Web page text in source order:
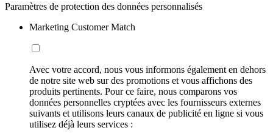
Paramètres de protection des données personnalisés
Marketing Customer Match
Avec votre accord, nous vous informons également en dehors
de notre site web sur des promotions et vous affichons des
produits pertinents. Pour ce faire, nous comparons vos
données personnelles cryptées avec les fournisseurs externes
suivants et utilisons leurs canaux de publicité en ligne si vous
utilisez déjà leurs services :